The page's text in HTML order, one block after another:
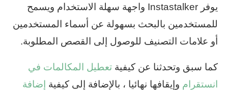
يوفر Instastalker واجهة سهلة الاستخدام ويسمح
للمستخدمين بالبحث بسهولة عن أسماء المستخدمين
أو علامات التصنيف للوصول إلى القصص المطلوبة.
كما سبق وتحدثنا عن كيفية تعطيل المكالمات في
انستقرام وإيقافها نهائيا ، بالإضافة إلى كيفية إضافة